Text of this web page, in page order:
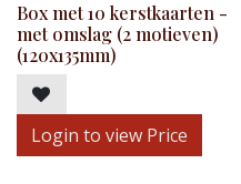
Box met 10 kerstkaarten -
met omslag (2 motieven)
(120x135mm)
Login to view Price